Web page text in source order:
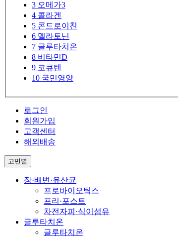
3 오메가3
4 콜라겐
5 콘드로이친
6 멜라토닌
7 글루타치온
8 비타민D
9 코큐텐
10 국민영양
로그인
회원가입
고객센터
해외배송
고민별
장·배변·유산균
프로바이오틱스
프리·포스트
차전자피·식이섬유
글루타치온
글루타치온